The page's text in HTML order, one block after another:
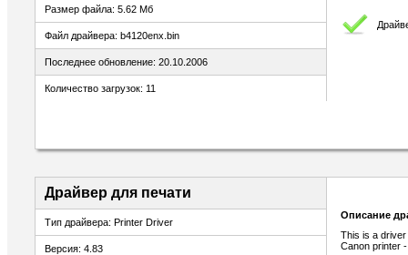
Размер файла: 5.62 Мб
Файл драйвера: b4120enx.bin
Последнее обновление: 20.10.2006
Количество загрузок: 11
Драйвер для печати
Тип драйвера: Printer Driver
Версия: 4.83
Описание
This is a
Canon printer